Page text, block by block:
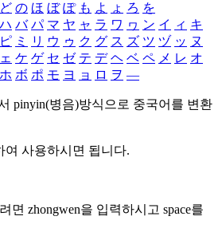
ど の ほ ぼ ぽ も よ ょ ろ を
ハ バ パ マ ヤ ャ ラ ワ ヮ ン イ ィ キ
ピ ミ リ ウ ゥ ク グ ス ズ ツ ヅ ッ ヌ
ェ ケ ゲ セ ゼ テ デ ヘ ベ ペ メ レ オ
ホ ボ ポ モ ヨ ョ ロ ヲ ―
pinyin(병음)방식으로 중국어를 변환
여 사용하시면 됩니다.
면 zhongwen을 입력하시고 space를